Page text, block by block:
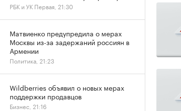
РБК и УК Первая, 21:30
Матвиенко предупредила о мерах
Москвы из-за задержаний россиян в
Армении
Политика, 21:23
Wildberries объявил о новых мерах
поддержки продавцов
Бизнес, 21:16